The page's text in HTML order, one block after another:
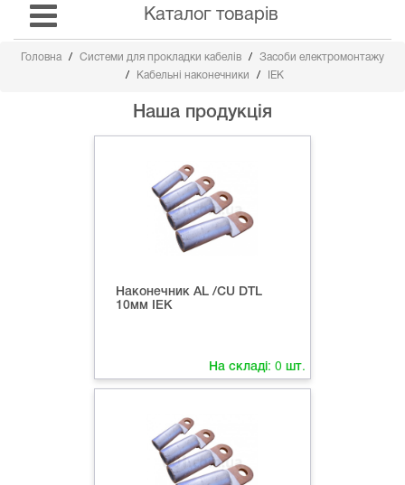
Каталог товарів
Головна Системи для прокладки кабелів
Засоби електромонтажу
Кабельні наконечники
IEK
Наша продукція
Наконечник AL /CU DTL
10мм IEK
На складі: 0 шт.